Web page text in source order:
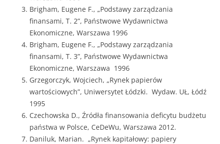
Brigham, Eugene F., „Podstawy zarządzania
finansami, T. 2”, Państwowe Wydawnictwa
Ekonomiczne, Warszawa 1996
Brigham, Eugene F., „Podstawy zarządzania
finansami, T. 3”, Państwowe Wydawnictwa
Ekonomiczne, Warszawa 1996
Grzegorczyk, Wojciech, „Rynek papierów
wartościowych”, Uniwersytet Łódzki. Wydaw. UŁ, Łódź
1995
Czechowska D., Źródła finansowania deficytu budżetu
państwa w Polsce, CeDeWu, Warszawa 2012.
Daniluk, Marian. „Rynek kapitałowy: papiery